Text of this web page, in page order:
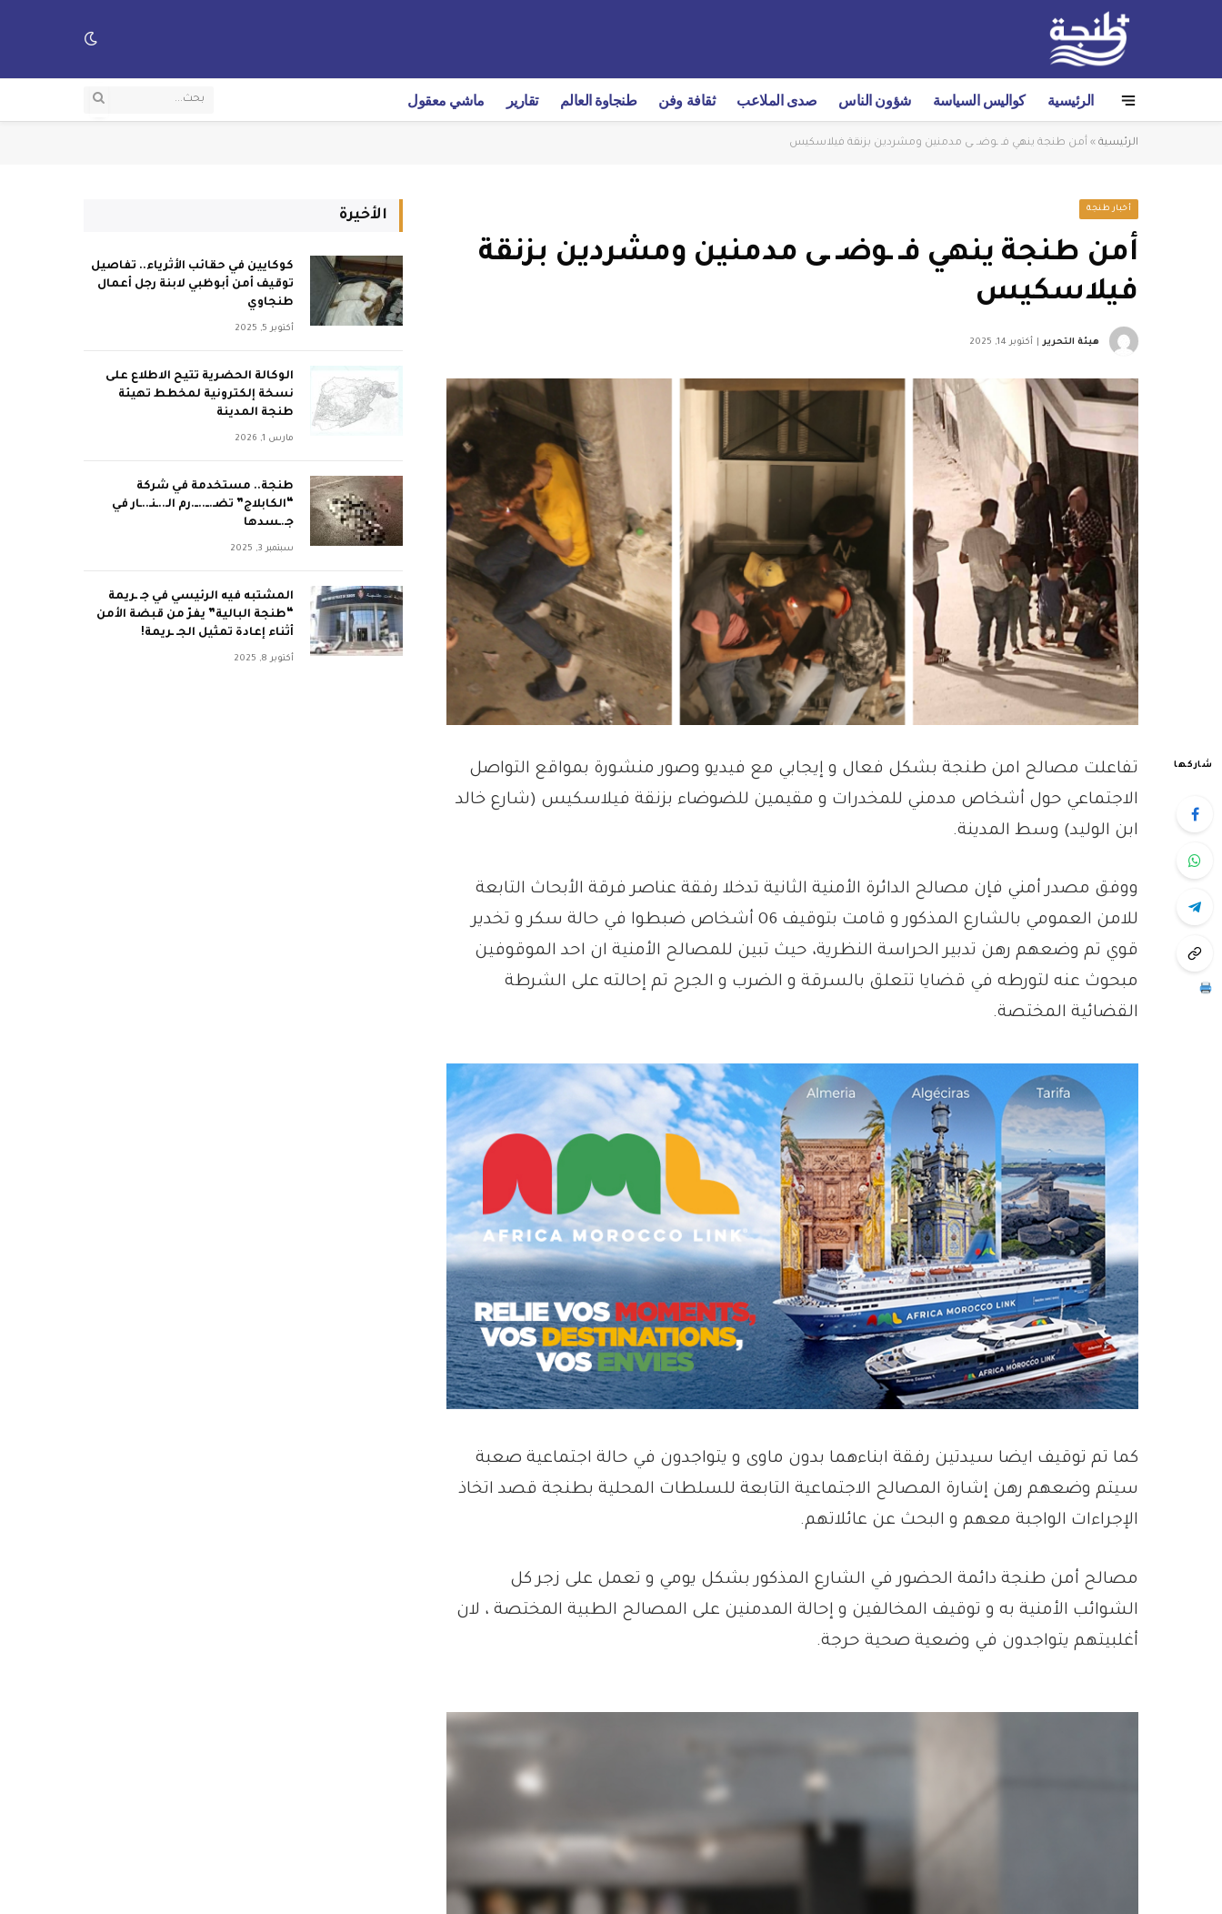
الرئيسية كواليس السياسة شؤون الناس صدى الملاعب ثقافة وفن طنجاوة العالم تقارير ماشي معقول
الرئيسية » أمن طنجة ينهي فـ ـوضـ ـى مدمنين ومشردين بزنقة فيلاسكيس
أخبار طنجة
أمن طنجة ينهي فـ ـوضـ ـى مدمنين ومشردين بزنقة
فيلاسكيس
هيئة التحرير أكتوبر 14, 2025
شاركها
تفاعلت مصالح امن طنجة بشكل فعال و إيجابي مع فيديو وصور منشورة بمواقع التواصل
الاجتماعي حول أشخاص مدمني للمخدرات و مقيمين للضوضاء بزنقة فيلاسكيس (شارع خالد
ابن الوليد) وسط المدينة.
ووفق مصدر أمني فإن مصالح الدائرة الأمنية الثانية تدخلا رفقة عناصر فرقة الأبحاث التابعة
للامن العمومي بالشارع المذكور و قامت بتوقيف 06 أشخاص ضبطوا في حالة سكر و تخدير
قوي تم وضعهم رهن تدبير الحراسة النظرية، حيث تبين للمصالح الأمنية ان احد الموقوفين
مبحوث عنه لتورطه في قضايا تتعلق بالسرقة و الضرب و الجرح تم إحالته على الشرطة
القضائية المختصة.
كما تم توقيف ايضا سيدتين رفقة ابناءهما بدون ماوى و يتواجدون في حالة اجتماعية صعبة
سيتم وضعهم رهن إشارة المصالح الاجتماعية التابعة للسلطات المحلية بطنجة قصد اتخاذ
الإجراءات الواجبة معهم و البحث عن عائلاتهم.
مصالح أمن طنجة دائمة الحضور في الشارع المذكور بشكل يومي و تعمل على زجر كل
الشوائب الأمنية به و توقيف المخالفين و إحالة المدمنين على المصالح الطبية المختصة ، لان
أغلبيتهم يتواجدون في وضعية صحية حرجة.
الأخيرة
كوكايين في حقائب الأثرياء.. تفاصيل
توقيف أمن أبوظبي لابنة رجل أعمال
طنجاوي
أكتوبر 5, 2025
الوكالة الحضرية تتيح الاطلاع على
نسخة إلكترونية لمخطط تهيئة
طنجة المدينة
مارس 1, 2026
طنجة.. مستخدمة في شركة
“الكابلاج” تضـ.ــ..ــ.رم الـ..ـنـ..ـار في
جـ.ـسدها
سبتمبر 3, 2025
المشتبه فيه الرئيسي في جـ ـريمة
“طنجة البالية” يفرّ من قبضة الأمن
أثناء إعادة تمثيل الجـ ـريمة!
أكتوبر 8, 2025